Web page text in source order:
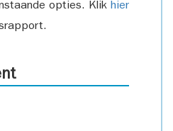
opties. Klik hier